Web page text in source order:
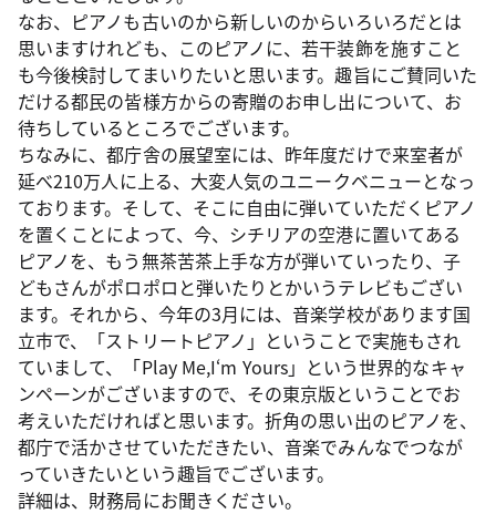
なお、ピアノも古いのから新しいのからいろいろだとは
思いますけれども、このピアノに、若干装飾を施すこと
も今後検討してまいりたいと思います。趣旨にご賛同いた
だける都民の皆様方からの寄贈のお申し出について、お
待ちしているところでございます。
ちなみに、都庁舎の展望室には、昨年度だけで来室者が
延べ210万人に上る、大変人気のユニークベニューとなっ
ております。そして、そこに自由に弾いていただくピアノ
を置くことによって、今、シチリアの空港に置いてある
ピアノを、もう無茶苦茶上手な方が弾いていったり、子
どもさんがポロポロと弾いたりとかいうテレビもござい
ます。それから、今年の3月には、音楽学校があります国
立市で、「ストリートピアノ」ということで実施もされ
ていまして、「Play Me,I‘m Yours」という世界的なキャ
ンペーンがございますので、その東京版ということでお
考えいただければと思います。折角の思い出のピアノを、
都庁で活かさせていただきたい、音楽でみんなでつなが
っていきたいという趣旨でございます。
詳細は、財務局にお聞きください。